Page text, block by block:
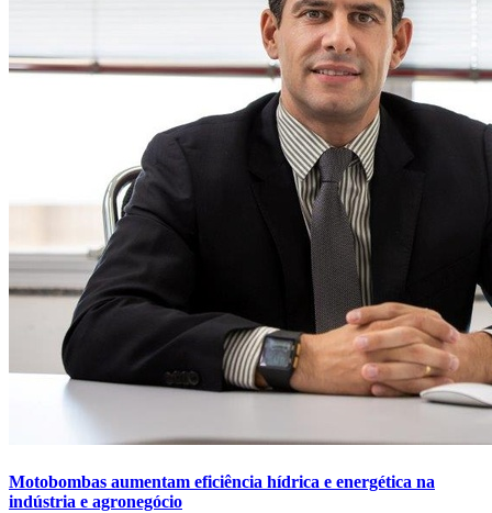
Motobombas aumentam eficiência hídrica e energética na
indústria e agronegócio